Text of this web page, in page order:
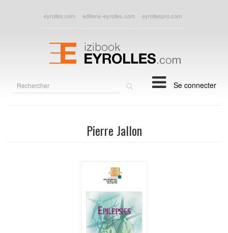
eyrolles.com editions-eyrolles.com eyrollespro.com
Se connecter
Pierre Jallon